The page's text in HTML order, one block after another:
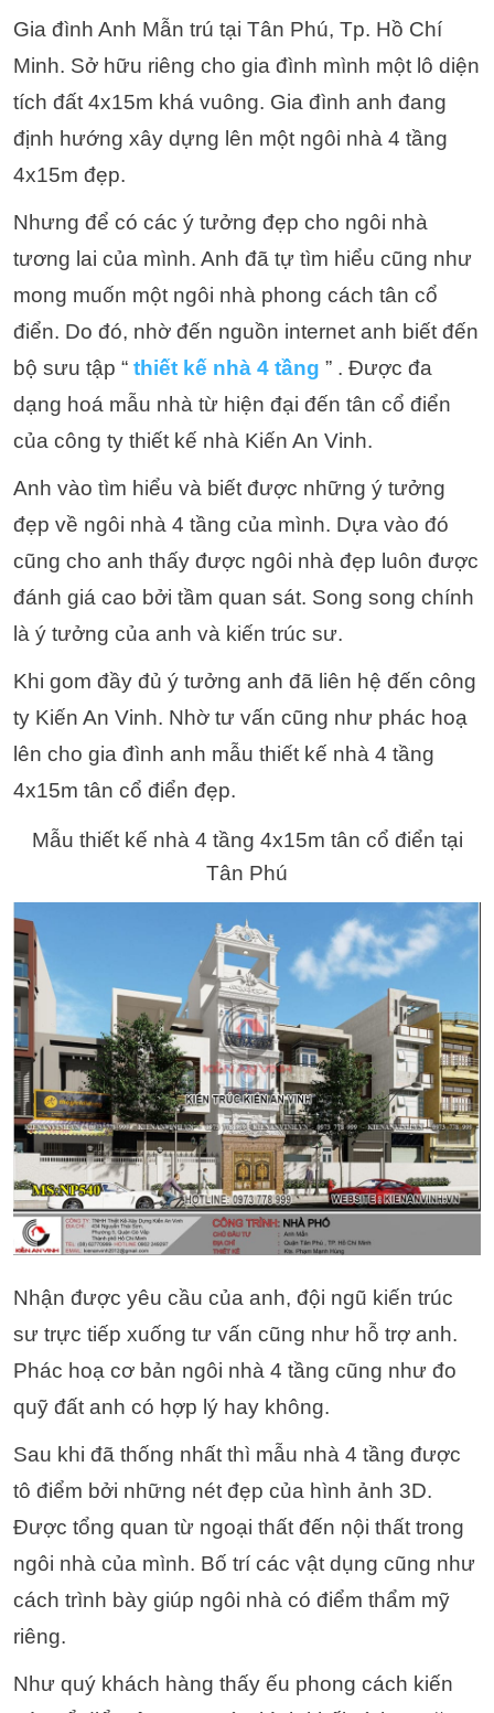
Gia đình Anh Mẫn trú tại Tân Phú, Tp. Hồ Chí
Minh. Sở hữu riêng cho gia đình mình một lô diện
tích đất 4x15m khá vuông. Gia đình anh đang
định hướng xây dựng lên một ngôi nhà 4 tầng
4x15m đẹp.
Nhưng để có các ý tưởng đẹp cho ngôi nhà
tương lai của mình. Anh đã tự tìm hiểu cũng như
mong muốn một ngôi nhà phong cách tân cổ
điển. Do đó, nhờ đến nguồn internet anh biết đến
bộ sưu tập “ thiết kế nhà 4 tầng ” . Được đa
dạng hoá mẫu nhà từ hiện đại đến tân cổ điển
của công ty thiết kế nhà Kiến An Vinh.
Anh vào tìm hiểu và biết được những ý tưởng
đẹp về ngôi nhà 4 tầng của mình. Dựa vào đó
cũng cho anh thấy được ngôi nhà đẹp luôn được
đánh giá cao bởi tầm quan sát. Song song chính
là ý tưởng của anh và kiến trúc sư.
Khi gom đầy đủ ý tưởng anh đã liên hệ đến công
ty Kiến An Vinh. Nhờ tư vấn cũng như phác hoạ
lên cho gia đình anh mẫu thiết kế nhà 4 tầng
4x15m tân cổ điển đẹp.
Mẫu thiết kế nhà 4 tầng 4x15m tân cổ điển tại
Tân Phú
Nhận được yêu cầu của anh, đội ngũ kiến trúc
sư trực tiếp xuống tư vấn cũng như hỗ trợ anh.
Phác hoạ cơ bản ngôi nhà 4 tầng cũng như đo
quỹ đất anh có hợp lý hay không.
Sau khi đã thống nhất thì mẫu nhà 4 tầng được
tô điểm bởi những nét đẹp của hình ảnh 3D.
Được tổng quan từ ngoại thất đến nội thất trong
ngôi nhà của mình. Bố trí các vật dụng cũng như
cách trình bày giúp ngôi nhà có điểm thẩm mỹ
riêng.
Như quý khách hàng thấy ếu phong cách kiến ​​